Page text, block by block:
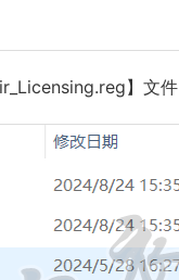
】文件